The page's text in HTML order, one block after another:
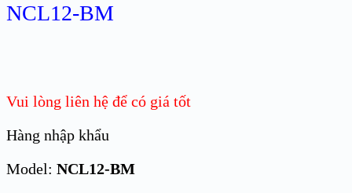
NCL12-BM
Vui lòng liên hệ để có giá tốt
Hàng nhập khẩu
Model: NCL12-BM